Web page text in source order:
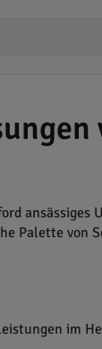
Palette von
im